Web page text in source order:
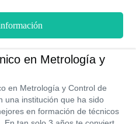
puede cursarse a través
presencial, durante un período
en Metrología y
en Metrología y Control de
una institución que ha sido
en formación de técnicos